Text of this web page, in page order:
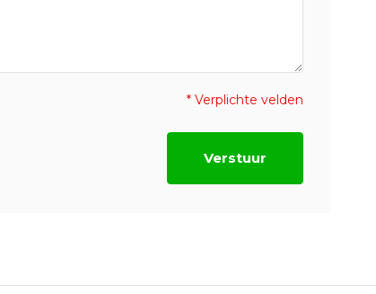
* Verplichte velden
Verstuur